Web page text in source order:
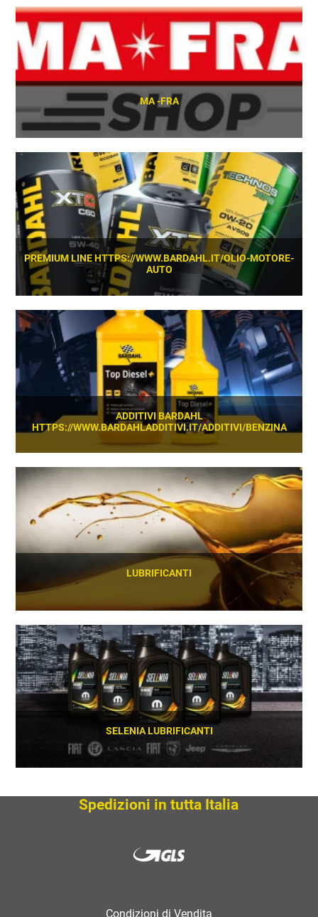
MA -FRA
SCOPRI
PREMIUM LINE HTTPS://WWW.BARDAHL.IT/OLIO-MOTORE-
AUTO
SCOPRI
ADDITIVI BARDAHL
HTTPS://WWW.BARDAHLADDITIVI.IT/ADDITIVI/BENZINA
SCOPRI
LUBRIFICANTI
SCOPRI
SELENIA LUBRIFICANTI
Spedizioni in tutta Italia
Condizioni di Vendita